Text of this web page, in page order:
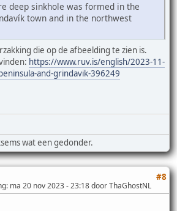
deep sinkhole was formed in the
town and in the northwest
die op de afbeelding te zien is.
https://www.ruv.is/english/2023-11-
and-grindavik-396249
wat een gedonder.
#8
: ma 20 nov 2023 - 23:18 door ThaGhostNL